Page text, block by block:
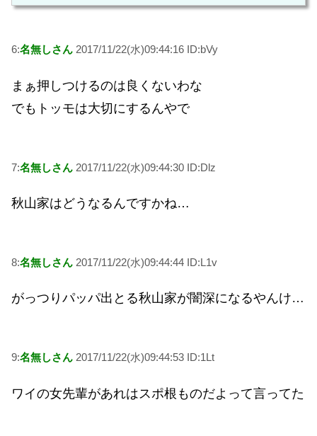
6:名無しさん 2017/11/22(水)09:44:16 ID:bVy
まぁ押しつけるのは良くないわな
でもトッモは大切にするんやで
7:名無しさん 2017/11/22(水)09:44:30 ID:Dlz
秋山家はどうなるんですかね…
8:名無しさん 2017/11/22(水)09:44:44 ID:L1v
がっつりパッパ出とる秋山家が闇深になるやんけ…
9:名無しさん 2017/11/22(水)09:44:53 ID:1Lt
ワイの女先輩があれはスポ根ものだよって言ってた